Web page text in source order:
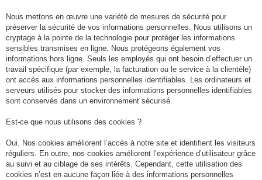
Nous mettons en œuvre une variété de mesures de sécurité pour
préserver la sécurité de vos informations personnelles. Nous utilisons un
cryptage à la pointe de la technologie pour protéger les informations
sensibles transmises en ligne. Nous protégeons également vos
informations hors ligne. Seuls les employés qui ont besoin d’effectuer un
travail spécifique (par exemple, la facturation ou le service à la clientèle)
ont accès aux informations personnelles identifiables. Les ordinateurs et
serveurs utilisés pour stocker des informations personnelles identifiables
sont conservés dans un environnement sécurisé.
Est-ce que nous utilisons des cookies ?
Oui. Nos cookies améliorent l’accès à notre site et identifient les visiteurs
réguliers. En outre, nos cookies améliorent l’expérience d’utilisateur grâce
au suivi et au ciblage de ses intérêts. Cependant, cette utilisation des
cookies n’est en aucune façon liée à des informations personnelles